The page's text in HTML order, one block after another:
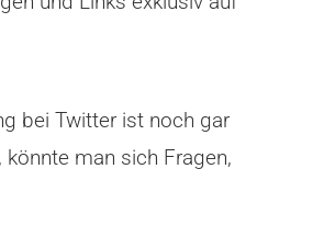
bei Twitter ist noch gar
man sich Fragen,